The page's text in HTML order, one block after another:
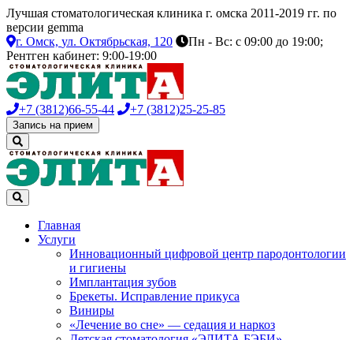
Лучшая стоматологическая клиника г. омска 2011-2019 гг. по
версии gemma
г. Омск, ул. Октябрьская, 120
Пн - Вс: с 09:00 до 19:00;
Рентген кабинет: 9:00-19:00
+7 (3812)66-55-44 +7 (3812)25-25-85
Запись на прием
Главная
Услуги
Инновационный цифровой центр пародонтологии
и гигиены
Имплантация зубов
Брекеты. Исправление прикуса
Виниры
«Лечение во сне» — седация и наркоз